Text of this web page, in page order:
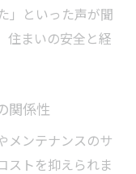
」といった声が聞
住まいの安全と経
関係性
メンテナンスのサ
ストを抑えられま